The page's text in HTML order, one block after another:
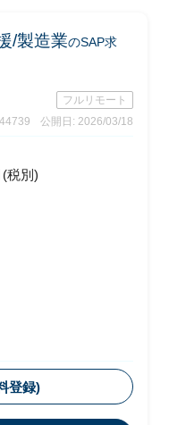
/製造業のSAP求
フルリモート
公開日: 2026/03/18
税別)
登録)